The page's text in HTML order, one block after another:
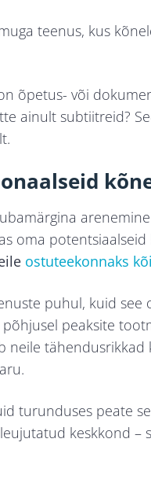
teenus, kus
õpetus- või
ainult subtiitreid?
oma
ostuteekonnaks
puhul, kuid see
peaksite
neile
turunduses peate
keskkond –